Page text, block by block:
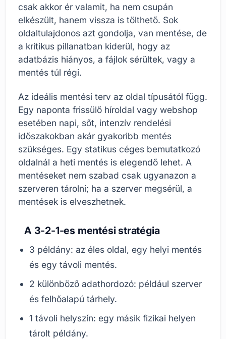
csak akkor ér valamit, ha nem csupán
elkészült, hanem vissza is tölthető. Sok
oldaltulajdonos azt gondolja, van mentése, de
a kritikus pillanatban kiderül, hogy az
adatbázis hiányos, a fájlok sérültek, vagy a
mentés túl régi.
Az ideális mentési terv az oldal típusától függ.
Egy naponta frissülő híroldal vagy webshop
esetében napi, sőt, intenzív rendelési
időszakokban akár gyakoribb mentés
szükséges. Egy statikus céges bemutatkozó
oldalnál a heti mentés is elegendő lehet. A
mentéseket nem szabad csak ugyanazon a
szerveren tárolni; ha a szerver megsérül, a
mentések is elveszhetnek.
A 3-2-1-es mentési stratégia
3 példány: az éles oldal, egy helyi mentés
és egy távoli mentés.
2 különböző adathordozó: például szerver
és felhőalapú tárhely.
1 távoli helyszín: egy másik fizikai helyen
tárolt példány.